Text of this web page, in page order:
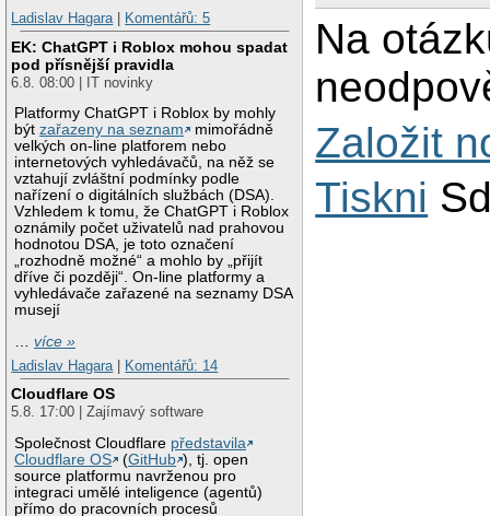
Ladislav Hagara| Komentářů: 5
EK: ChatGPT i Roblox mohou spadat
pod přísnější pravidla
6.8. 08:00 | IT novinky
Platformy ChatGPT i Roblox by mohly
býtzařazeny na seznam
mimořádně
velkých on-line platforem nebo
internetových vyhledávačů, na něž se
vztahují zvláštní podmínky podle
nařízení o digitálních službách (DSA).
Vzhledem k tomu, že ChatGPT i Roblox
oznámily počet uživatelů nad prahovou
hodnotou DSA, je toto označení
„rozhodně možné“ a mohlo by „přijít
dříve či později“. On-line platformy a
vyhledávače zařazené na seznamy DSA
musejí
…více »
Ladislav Hagara | Komentářů: 14
Cloudflare OS
5.8. 17:00 | Zajímavý software
Společnost Cloudflare představila
Cloudflare OS
(GitHub ), tj. open
source platformu navrženou pro
integraci umělé inteligence (agentů)
přímo do pracovních procesů
Na
Založit
Tiskni